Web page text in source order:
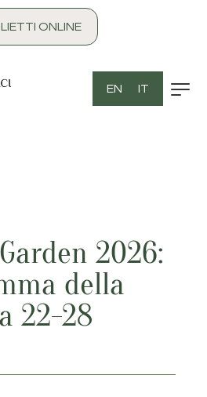
ONLINE
EN IT
2026:
della
22-28